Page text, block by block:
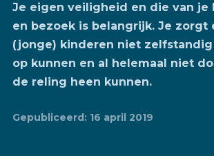
Je eigen veiligheid en die van je
en bezoek is belangrijk. Je zorgt
(jonge) kinderen niet
op kunnen en al helemaal niet
de reling heen kunnen.
Gepubliceerd: 16 april 2019